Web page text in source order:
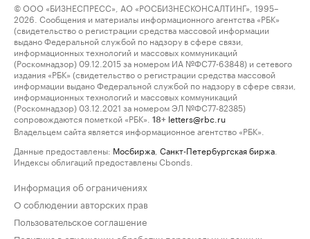
© ООО «БИЗНЕСПРЕСС», АО «РОСБИЗНЕСКОНСАЛТИНГ», 1995–
2026. Сообщения и материалы информационного агентства «РБК»
(свидетельство о регистрации средства массовой информации
выдано Федеральной службой по надзору в сфере связи,
информационных технологий и массовых коммуникаций
(Роскомнадзор) 09.12.2015 за номером ИА №ФС77-63848) и сетевого
издания «РБК» (свидетельство о регистрации средства массовой
информации выдано Федеральной службой по надзору в сфере связи,
информационных технологий и массовых коммуникаций
(Роскомнадзор) 03.12.2021 за номером ЭЛ №ФС77-82385)
сопровождаются пометкой «РБК».
18+ letters@rbc.ru
Владельцем сайта является информационное агентство «РБК».
Данные предоставлены: Мосбиржа Санкт-Петербургская биржа
Индексы облигаций предоставлены Cbonds.
Информация об ограничениях
О соблюдении авторских прав
Пользовательское соглашение